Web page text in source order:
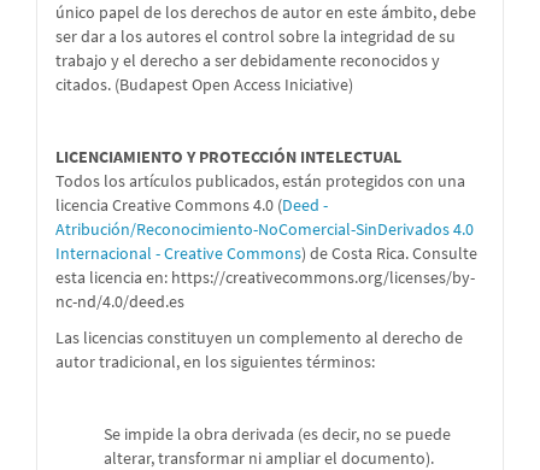
único papel de los derechos de autor en este ámbito, debe
ser dar a los autores el control sobre la integridad de su
trabajo y el derecho a ser debidamente reconocidos y
citados. (Budapest Open Access Iniciative)
LICENCIAMIENTO Y PROTECCIÓN INTELECTUAL
Todos los artículos publicados, están protegidos con una
licencia Creative Commons 4.0 (Deed -
Atribución/Reconocimiento-NoComercial-SinDerivados 4.0
Internacional - Creative Commons) de Costa Rica. Consulte
esta licencia en: https://creativecommons.org/licenses/by-
nc-nd/4.0/deed.es
Las licencias constituyen un complemento al derecho de
autor tradicional, en los siguientes términos:
Se impide la obra derivada (es decir, no se puede
alterar, transformar ni ampliar el documento).